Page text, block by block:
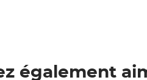
également